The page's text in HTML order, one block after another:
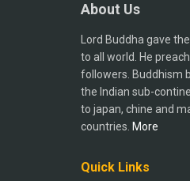
About Us
Lord Buddha gave
to all world. He
followers. Buddhism
the Indian sub-
to japan, chine and
countries. More
Quick Links